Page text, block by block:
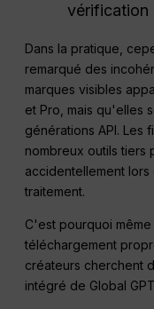
vérification
Dans la pratique,
remarqué des
marques visibles
et Pro, mais qu'elles
générations API. Les
nombreux outils tiers
accidentellement
traitement.
C'est pourquoi
téléchargement
créateurs cherchent
intégré de Global